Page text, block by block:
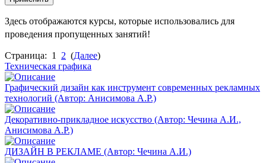
Здесь отображаются курсы, которые использовались для
проведения пропущенных занятий!
Страница: 1 2 (Далее)
Техническая графика
Графический дизайн как инструмент современных рекламных
технологий (Автор: Анисимова А.Р.)
Декоративно-прикладное искусство (Автор: Чечина А.И.,
Анисимова А.Р.)
ДИЗАЙН В РЕКЛАМЕ (Автор: Чечина А.И.)